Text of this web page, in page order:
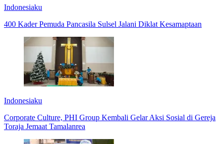
Indonesiaku
400 Kader Pemuda Pancasila Sulsel Jalani Diklat Kesamaptaan
Indonesiaku
Corporate Culture, PHI Group Kembali Gelar Aksi Sosial di Gereja
Toraja Jemaat Tamalanrea